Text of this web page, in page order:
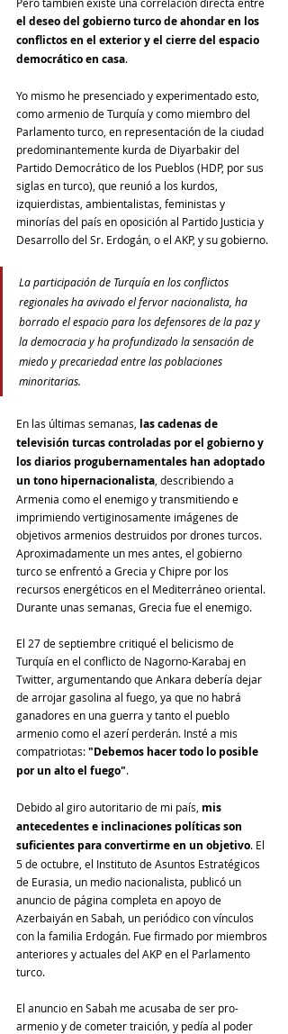
el deseo del gobierno turco de ahondar en los
conflictos en el exterior y el cierre del espacio
democrático en casa.
Yo mismo he presenciado y experimentado esto,
como armenio de Turquía y como miembro del
Parlamento turco, en representación de la ciudad
predominantemente kurda de Diyarbakir del
Partido Democrático de los Pueblos (HDP, por sus
siglas en turco), que reunió a los kurdos,
izquierdistas, ambientalistas, feministas y
minorías del país en oposición al Partido Justicia y
Desarrollo del Sr. Erdogán, o el AKP, y su gobierno.
La participación de Turquía en los conflictos
regionales ha avivado el fervor nacionalista, ha
borrado el espacio para los defensores de la paz y
la democracia y ha profundizado la sensación de
miedo y precariedad entre las poblaciones
minoritarias.
En las últimas semanas, las cadenas de
televisión turcas controladas por el gobierno y
los diarios progubernamentales han adoptado
un tono hipernacionalista , describiendo a
Armenia como el enemigo y transmitiendo e
imprimiendo vertiginosamente imágenes de
objetivos armenios destruidos por drones turcos.
Aproximadamente un mes antes, el gobierno
turco se enfrentó a Grecia y Chipre por los
recursos energéticos en el Mediterráneo oriental.
Durante unas semanas, Grecia fue el enemigo.
El 27 de septiembre critiqué el belicismo de
Turquía en el conflicto de Nagorno-Karabaj en
Twitter, argumentando que Ankara debería dejar
de arrojar gasolina al fuego, ya que no habrá
ganadores en una guerra y tanto el pueblo
armenio como el azerí perderán. Insté a mis
compatriotas: "Debemos hacer todo lo posible
por un alto el fuego".
Debido al giro autoritario de mi país, mis
antecedentes e inclinaciones políticas son
suficientes para convertirme en un objetivo. El
5 de octubre, el Instituto de Asuntos Estratégicos
de Eurasia, un medio nacionalista, publicó un
anuncio de página completa en apoyo de
Azerbaiyán en Sabah, un periódico con vínculos
con la familia Erdogán. Fue firmado por miembros
anteriores y actuales del AKP en el Parlamento
turco.
El anuncio en Sabah me acusaba de ser pro-
armenio y de cometer traición, y pedía al poder